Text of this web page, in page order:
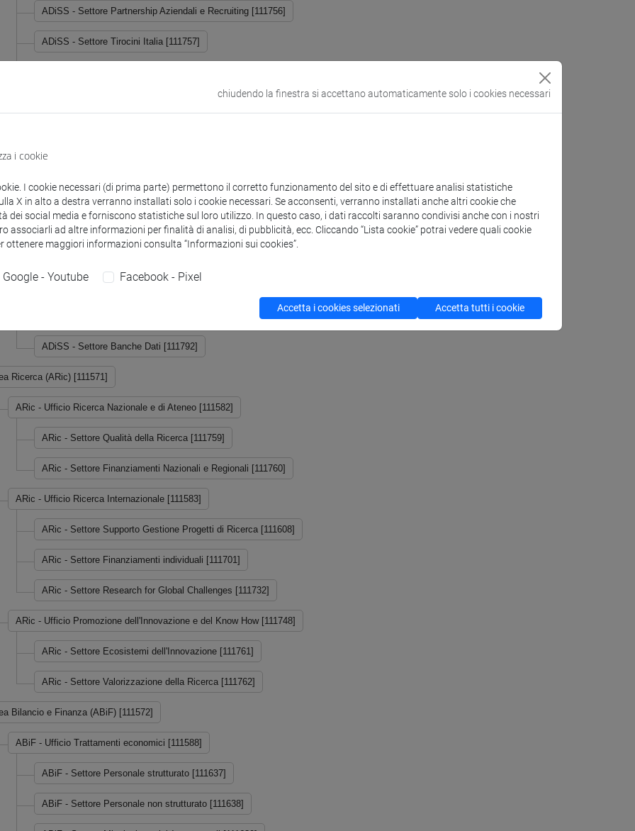
ADiSS - Settore Partnership Aziendali e Recruiting [111756]
ADiSS - Settore Tirocini Italia [111757]
ADiSS - Campus Economico [700003]
ADiSS - Campus Scientifico [700004]
ADiSS - Ufficio Post Lauream e Banche Dati [111781]
ADiSS - Settore Banche Dati [111792]
Ricerca (ARic) [111571]
ARic - Ufficio Ricerca Nazionale e di Ateneo [111582]
ARic - Settore Qualità della Ricerca [111759]
ARic - Settore Finanziamenti Nazionali e Regionali [111760]
ARic - Ufficio Ricerca Internazionale [111583]
ARic - Settore Supporto Gestione Progetti di Ricerca [111608]
ARic - Settore Finanziamenti individuali [111701]
ARic - Settore Research for Global Challenges [111732]
ARic - Ufficio Promozione dell'Innovazione e del Know How [111748]
ARic - Settore Ecosistemi dell'Innovazione [111761]
ARic - Settore Valorizzazione della Ricerca [111762]
Bilancio e Finanza (ABiF) [111572]
ABiF - Ufficio Trattamenti economici [111588]
ABiF - Settore Personale strutturato [111637]
ABiF - Settore Personale non strutturato [111638]
chiudendo la finestra si accettano automaticamente solo i cookies necessari
i cookie
I cookie necessari (di prima parte) permettono il corretto funzionamento del sito e di effettuare analisi statistiche
X in alto a destra verranno installati solo i cookie necessari. Se acconsenti, verranno installati anche altri cookie che
dei social media e forniscono statistiche sul loro utilizzo. In questo caso, i dati raccolti saranno condivisi anche con i nostri
associarli ad altre informazioni per finalità di analisi, di pubblicità, ecc. Cliccando “Lista cookie” potrai vedere quali cookie
ottenere maggiori informazioni consulta “Informazioni sui cookies”.
Google - Youtube Facebook - Pixel
Accetta i cookies selezionati Accetta tutti i cookie